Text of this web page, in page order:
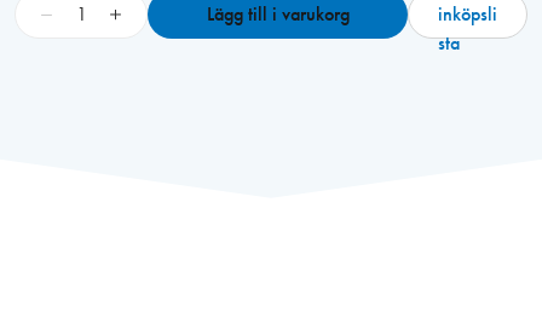
+ Lägg till i varukorg
inköpsli
sta